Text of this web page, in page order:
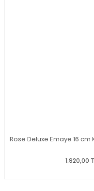
Rose Deluxe Emaye 16
1.920,00